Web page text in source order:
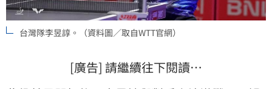
台灣隊李昱諄。（資料圖／取自WTT官網）
[廣告] 請繼續往下閱讀…